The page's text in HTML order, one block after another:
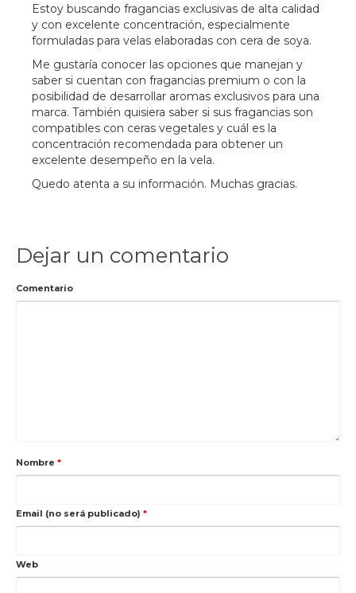
Estoy buscando fragancias exclusivas de alta calidad
y con excelente concentración, especialmente
formuladas para velas elaboradas con cera de soya.
Me gustaría conocer las opciones que manejan y
saber si cuentan con fragancias premium o con la
posibilidad de desarrollar aromas exclusivos para una
marca. También quisiera saber si sus fragancias son
compatibles con ceras vegetales y cuál es la
concentración recomendada para obtener un
excelente desempeño en la vela.
Quedo atenta a su información. Muchas gracias.
Dejar un comentario
Comentario
Nombre *
Email (no será publicado) *
Web